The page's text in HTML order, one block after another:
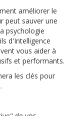
améliorer le
peut sauver une
psychologie
d'Intelligence
vous aider à
et performants.
les clés pour